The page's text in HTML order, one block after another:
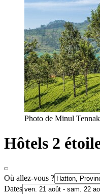
Photo de Minul
Hôtels 2
Où allez-vous ?
Dates